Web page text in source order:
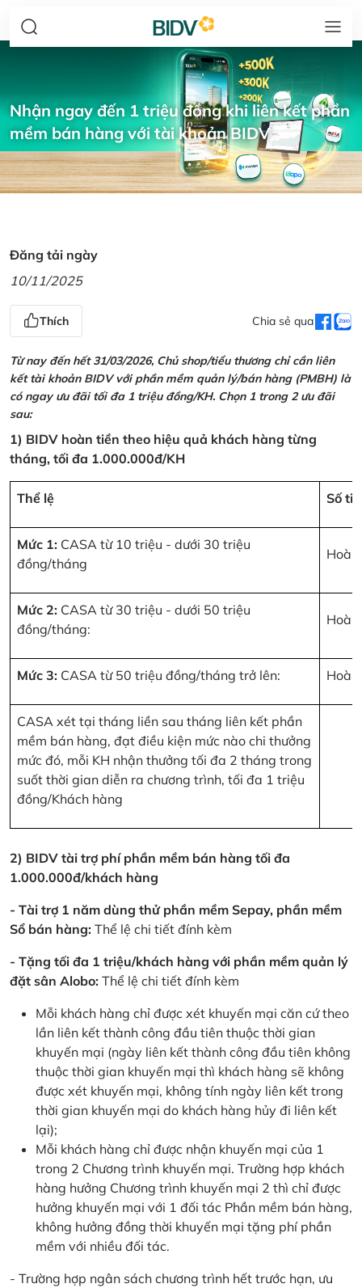
Nhận ngay đến 1 triệu đồng khi liên kết phần
mềm bán hàng với tài khoản BIDV
Đăng tải ngày
10/11/2025
Thích Chia sẻ qua
Từ nay đến hết 31/03/2026, Chủ shop/tiểu thương chỉ cần liên
kết tài khoản BIDV với phần mềm quản lý/bán hàng (PMBH) là
có ngay ưu đãi tối đa 1 triệu đồng/KH. Chọn 1 trong 2 ưu đãi
sau:
1) BIDV hoàn tiền theo hiệu quả khách hàng từng
tháng, tối đa 1.000.000đ/KH
Thể lệ Số
Mức 1: CASA từ 10 triệu - dưới 30 triệu
đồng/tháng
Mức 2: CASA từ 30 triệu - dưới 50 triệu
đồng/tháng:
Mức 3: CASA từ 50 triệu đồng/tháng trở lên:
CASA xét tại tháng liền sau tháng liên kết phần
mềm bán hàng, đạt điều kiện mức nào chi thưởng
mức đó, mỗi KH nhận thưởng tối đa 2 tháng trong
suốt thời gian diễn ra chương trình, tối đa 1 triệu
đồng/Khách hàng
2) BIDV tài trợ phí phần mềm bán hàng tối đa
1.000.000đ/khách hàng
- Tài trợ 1 năm dùng thử phần mềm Sepay, phần mềm
Sổ bán hàng: Thể lệ chi tiết đính kèm
- Tặng tối đa 1 triệu/khách hàng với phần mềm quản lý
đặt sân Alobo: Thể lệ chi tiết đính kèm
Mỗi khách hàng chỉ được xét khuyến mại căn cứ theo
lần liên kết thành công đầu tiên thuộc thời gian
khuyến mại (ngày liên kết thành công đầu tiên không
thuộc thời gian khuyến mại thì khách hàng sẽ không
được xét khuyến mại, không tính ngày liên kết trong
thời gian khuyến mại do khách hàng hủy đi liên kết
lại);
Mỗi khách hàng chỉ được nhận khuyến mại của 1
trong 2 Chương trình khuyến mại. Trường hợp khách
hàng hưởng Chương trình khuyến mại 2 thì chỉ được
hưởng khuyến mại với 1 đối tác Phần mềm bán hàng,
không hưởng đồng thời khuyến mại tặng phí phần
mềm với nhiều đối tác.
- Trường hợp ngân sách chương trình hết trước hạn, ưu